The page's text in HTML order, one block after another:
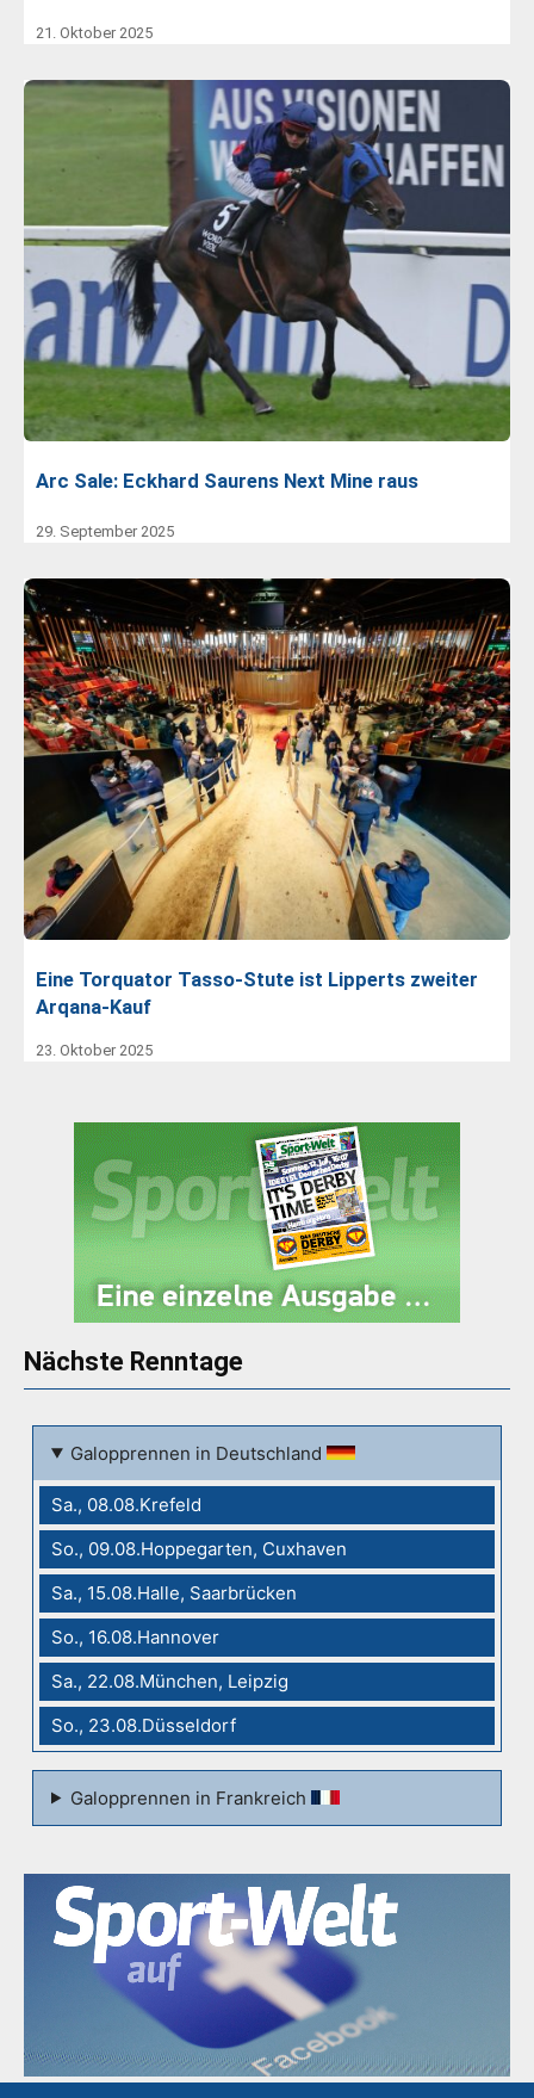
21. Oktober 2025
Arc Sale: Eckhard Saurens Next Mine raus
29. September 2025
Eine Torquator Tasso-Stute ist Lipperts zweiter
Arqana-Kauf
23. Oktober 2025
Nächste Renntage
Galopprennen in Deutschland
Sa., 08.08.Krefeld
So., 09.08.Hoppegarten, Cuxhaven
Sa., 15.08.Halle, Saarbrücken
So., 16.08.Hannover
Sa., 22.08.München, Leipzig
So., 23.08.Düsseldorf
Galopprennen in Frankreich